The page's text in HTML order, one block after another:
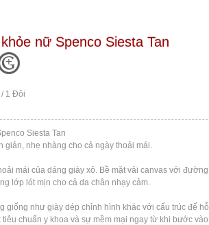
nữ Spenco Siesta Tan
/ 1 Đôi
Siesta Tan
giản, nhẹ nhàng cho cả ngày thoải mái.
mái của dáng giày xỏ. Bề mặt vải canvas với đường
lớp lót mịn cho cả da chân nhạy cảm.
giống như giày dép chỉnh hình khác với cấu trúc đế hỗ
tiêu chuẩn y khoa và sự mềm mại ngay từ khi bước vào